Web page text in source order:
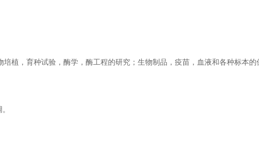
植，育种试验，酶学，酶工程的研究；生物制品，疫苗，血液和各种标本的